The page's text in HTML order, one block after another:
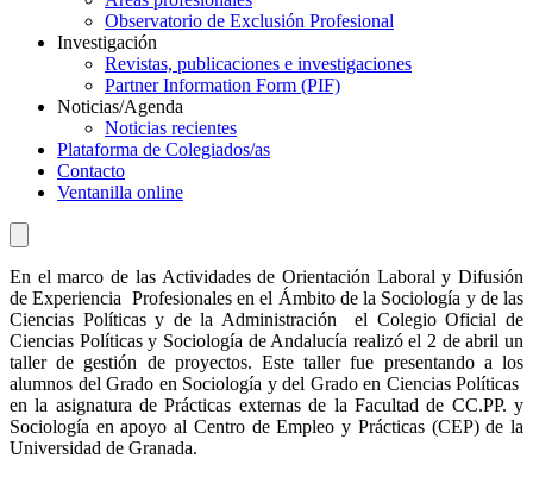
Observatorio de Exclusión Profesional
Investigación
Revistas, publicaciones e investigaciones
Partner Information Form (PIF)
Noticias/Agenda
Noticias recientes
Plataforma de Colegiados/as
Contacto
Ventanilla online
En el marco de las Actividades de Orientación Laboral y Difusión
de Experiencia Profesionales en el Ámbito de la Sociología y de las
Ciencias Políticas y de la Administración el Colegio Oficial de
Ciencias Políticas y Sociología de Andalucía realizó el 2 de abril un
taller de gestión de proyectos. Este taller fue presentando a los
alumnos del Grado en Sociología y del Grado en Ciencias Políticas
en la asignatura de Prácticas externas de la Facultad de CC.PP. y
Sociología en apoyo al Centro de Empleo y Prácticas (CEP) de la
Universidad de Granada.